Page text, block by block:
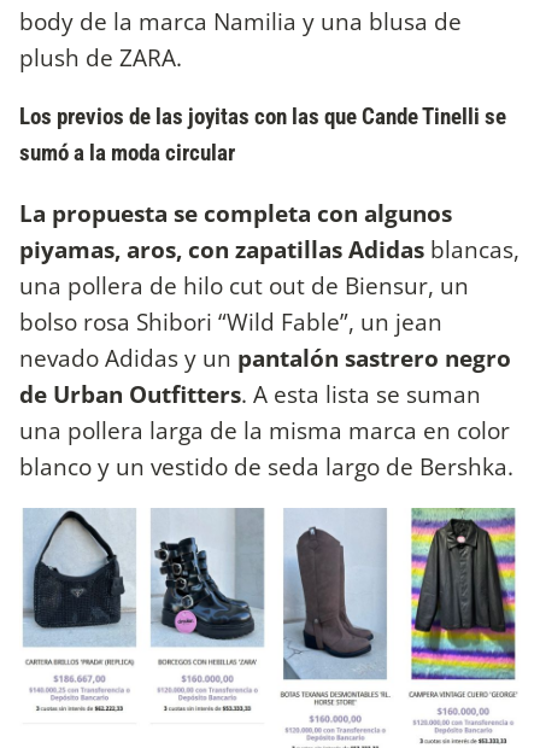
body de la marca Namilia y una blusa de
plush de ZARA.
Los previos de las joyitas con las que Cande Tinelli se
sumó a la moda circular
La propuesta se completa con algunos
piyamas, aros, con zapatillas Adidas blancas,
una pollera de hilo cut out de Biensur, un
bolso rosa Shibori “Wild Fable”, un jean
nevado Adidas y un pantalón sastrero negro
de Urban Outfitters. A esta lista se suman
una pollera larga de la misma marca en color
blanco y un vestido de seda largo de Bershka.